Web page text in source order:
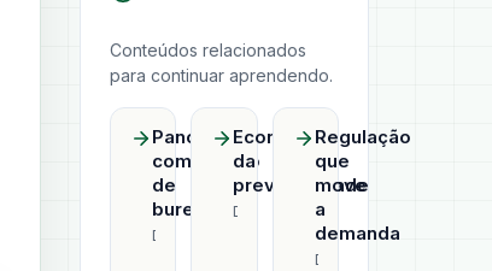
Conteúdos relacionados
para continuar aprendendo.
Panorama
competitivo
de
bureaus
Economia
da
previsibilidade
Regulação
que
move
a
demanda